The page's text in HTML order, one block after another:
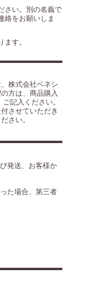
さい。別の名義で
絡をお願いしま
す。
株式会社ベネシ
方は、商品購入
記入ください。
させていただき
さい。
発送、お客様か
た場合、第三者